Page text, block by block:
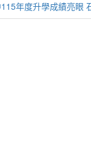
年度升學成績亮眼